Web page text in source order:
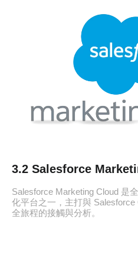
3.2 Salesforce
Salesforce Marketing Cloud 是
化平台之一，主打與
全旅程的接觸與分析。